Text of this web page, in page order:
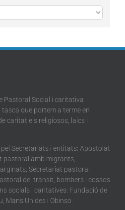
Pastoral Social i caritativa
que portem a terme en
caritat els religiosos, laics i
Secretariats i entitats: Apostolat
pastoral amb migrants,
Secretariat pastoral
del trànsit, bombers i cossos
socials i caritatives: Fundació de
Mans Unides i Obinso.